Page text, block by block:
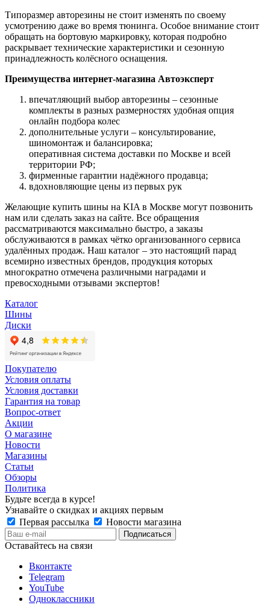
Типоразмер авторезины не стоит изменять по своему
усмотрению даже во время тюнинга. Особое внимание стоит
обращать на бортовую маркировку, которая подробно
раскрывает технические характеристики и сезонную
принадлежность колёсного оснащения.
Преимущества интернет-магазина Автоэксперт
впечатляющий выбор авторезины – сезонные
комплекты в разных размерностях удобная опция
онлайн подбора колес
дополнительные услуги – консультирование,
шиномонтаж и балансировка;
оперативная система доставки по Москве и всей
территории РФ;
фирменные гарантии надёжного продавца;
вдохновляющие цены из первых рук
Желающие купить шины на KIA в Москве могут позвонить
нам или сделать заказ на сайте. Все обращения
рассматриваются максимально быстро, а заказы
обслуживаются в рамках чётко организованного сервиса
удалённых продаж. Наш каталог – это настоящий парад
всемирно известных брендов, продукция которых
многократно отмечена различными наградами и
превосходными отзывами экспертов!
Каталог
Шины
Диски
Покупателю
Условия оплаты
Условия доставки
Гарантия на товар
Вопрос-ответ
Акции
О магазине
Новости
Магазины
Статьи
Обзоры
Политика
Будьте всегда в курсе!
Узнавайте о скидках и акциях первым
Первая рассылка
Новости магазина
Оставайтесь на связи
Вконтакте
Telegram
YouTube
Одноклассники